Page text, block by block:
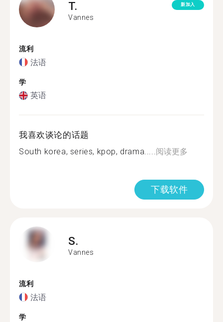
T.
Vannes
新加入
流利
法语
学
英语
我喜欢谈论的话题
South korea, series, kpop, drama.....阅读更多
下载软件
S.
Vannes
流利
法语
学